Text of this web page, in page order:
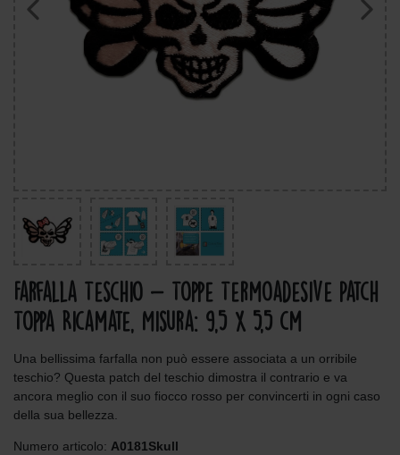
Farfalla Teschio - Toppe Termoadesive Patch
Toppa Ricamate, Misura: 9,5 x 5,5 cm
Una bellissima farfalla non può essere associata a un orribile
teschio? Questa patch del teschio dimostra il contrario e va
ancora meglio con il suo fiocco rosso per convincerti in ogni caso
della sua bellezza.
Numero articolo: A0181Skull